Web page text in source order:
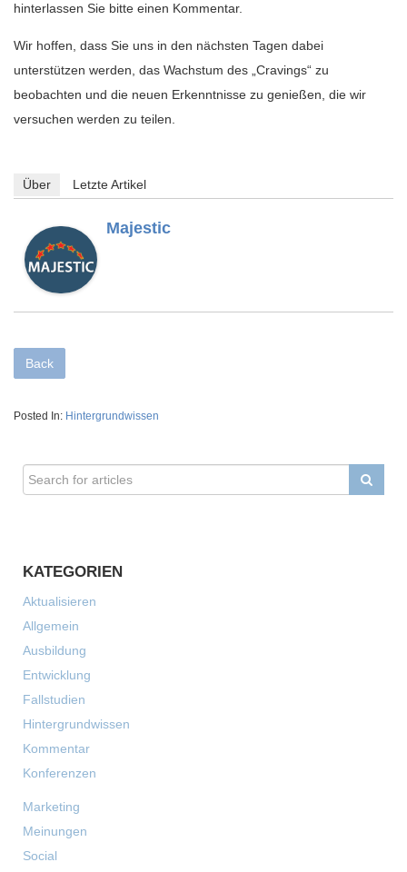
hinterlassen Sie bitte einen Kommentar.
Wir hoffen, dass Sie uns in den nächsten Tagen dabei
unterstützen werden, das Wachstum des „Cravings“ zu
beobachten und die neuen Erkenntnisse zu genießen, die wir
versuchen werden zu teilen.
Über Letzte Artikel
Majestic
Back
Posted In: Hintergrundwissen
KATEGORIEN
Aktualisieren
Allgemein
Ausbildung
Entwicklung
Fallstudien
Hintergrundwissen
Kommentar
Konferenzen
Marketing
Meinungen
Social